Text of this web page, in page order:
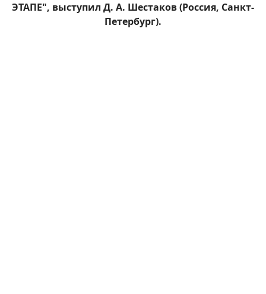
ЭТАПЕ", выступил Д. А. Шестаков (Россия, Санкт-
Петербург).